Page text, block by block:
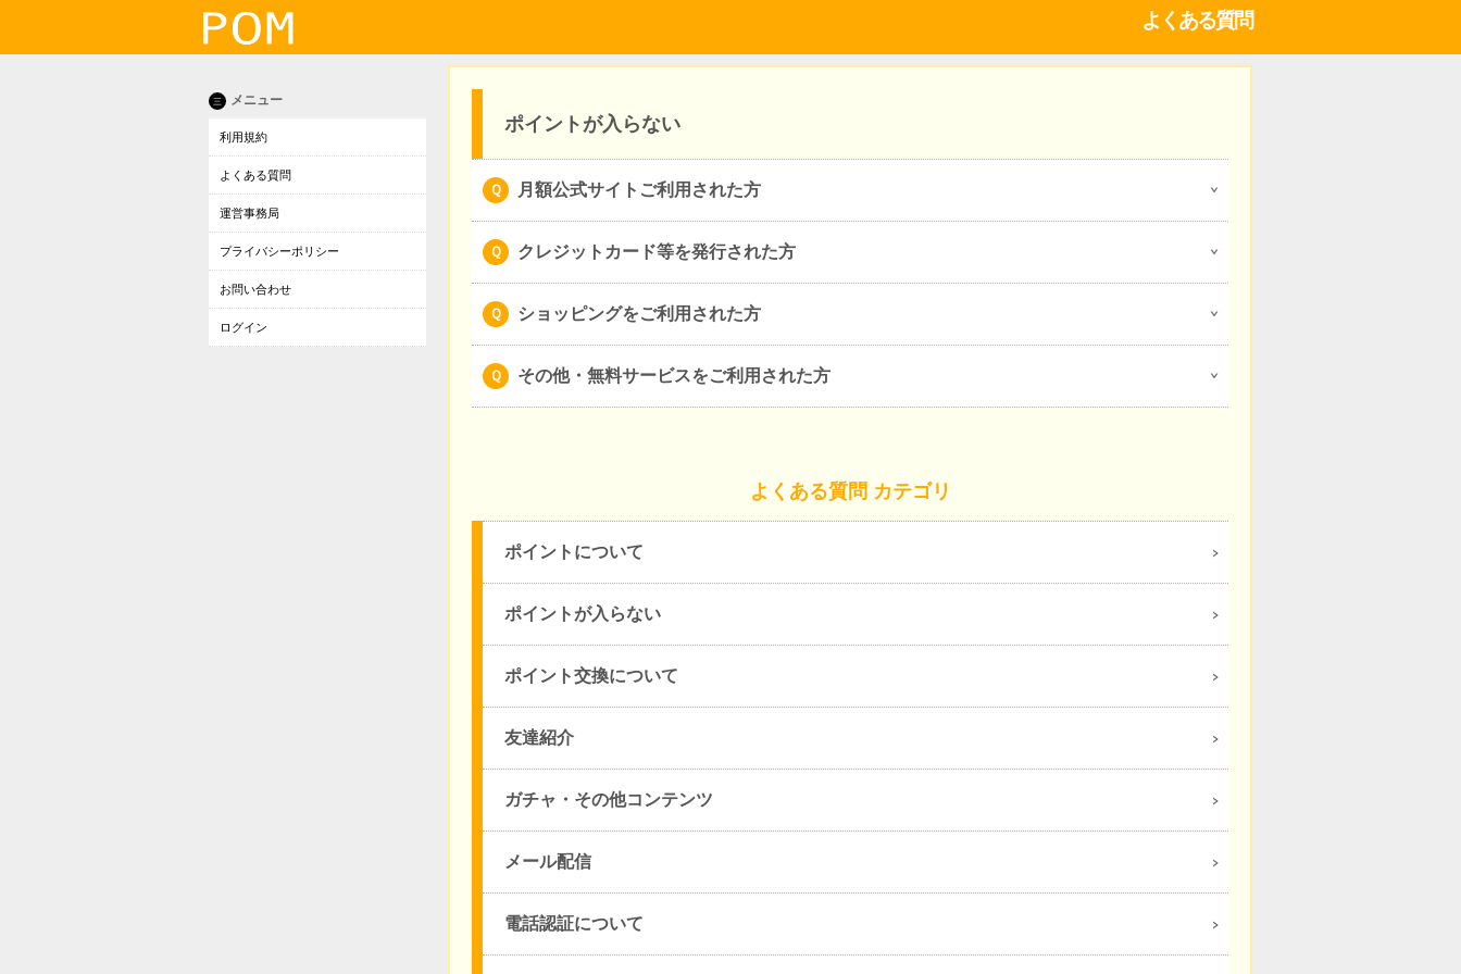
よくある質問
三 メニュー
利用規約
よくある質問
運営事務局
プライバシーポリシー
お問い合わせ
ログイン
ポイントが入らない
月額公式サイトご利用された方
クレジットカード等を発行された方
ショッピングをご利用された方
その他・無料サービスをご利用された方
よくある質問 カテゴリ
ポイントについて
ポイントが入らない
ポイント交換について
友達紹介
ガチャ・その他コンテンツ
メール配信
電話認証について